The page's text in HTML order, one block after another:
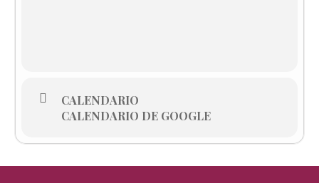
CALENDARIO
CALENDARIO DE GOOGLE